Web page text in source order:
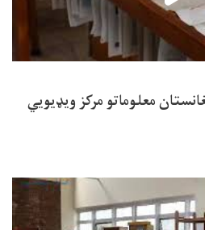
معلوماتو مرکز ویډیويي